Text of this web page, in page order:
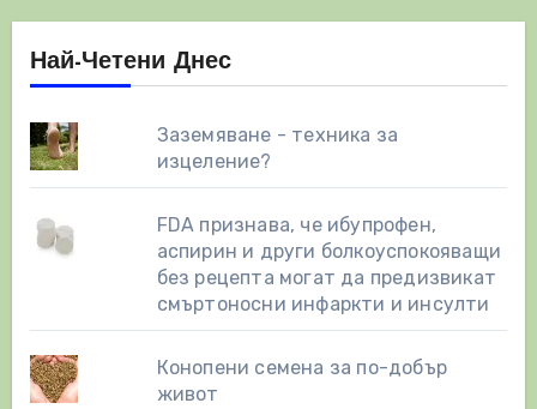
Най-Четени Днес
Заземяване - техника за
изцеление?
FDA признава, че ибупрофен,
аспирин и други болкоуспокояващи
без рецепта могат да предизвикат
смъртоносни инфаркти и инсулти
Конопени семена за по-добър
живот